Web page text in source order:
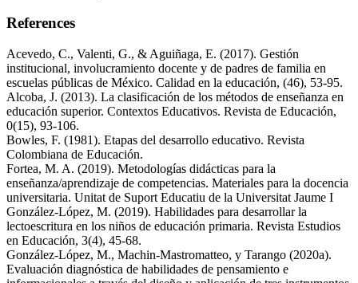
References
Acevedo, C., Valenti, G., & Aguiñaga, E. (2017). Gestión
institucional, involucramiento docente y de padres de familia en
escuelas públicas de México. Calidad en la educación, (46), 53-95.
Alcoba, J. (2013). La clasificación de los métodos de enseñanza en
educación superior. Contextos Educativos. Revista de Educación,
0(15), 93-106.
Bowles, F. (1981). Etapas del desarrollo educativo. Revista
Colombiana de Educación.
Fortea, M. A. (2019). Metodologías didácticas para la
enseñanza/aprendizaje de competencias. Materiales para la docencia
universitaria. Unitat de Suport Educatiu de la Universitat Jaume I
González-López, M. (2019). Habilidades para desarrollar la
lectoescritura en los niños de educación primaria. Revista Estudios
en Educación, 3(4), 45-68.
González-López, M., Machin-Mastromatteo, y Tarango (2020a).
Evaluación diagnóstica de habilidades de pensamiento e